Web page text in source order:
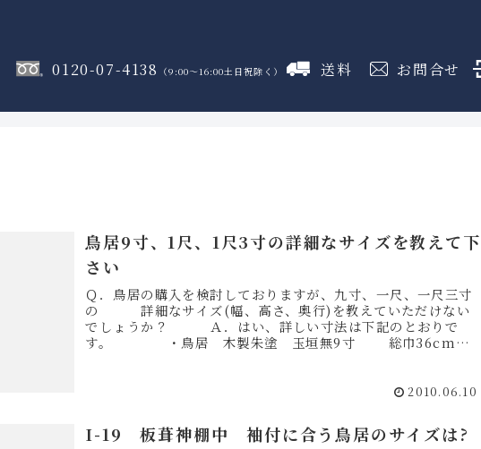
0120-07-4138 （9:00～16:00土日祝除く） 送料 お問合せ
鳥居9寸、1尺、1尺3寸の詳細なサイズを教えて下
さい
Ｑ．鳥居の購入を検討しておりますが、九寸、一尺、一尺三寸
の 詳細なサイズ(幅、高さ、奥行)を教えていただけない
でしょうか？ Ａ．はい、詳しい寸法は下記のとおりで
す。 ・鳥居 木製朱塗 玉垣無9寸 総巾36cm×
2010.06.10
I-19 板葺神棚中 袖付に合う鳥居のサイズは?